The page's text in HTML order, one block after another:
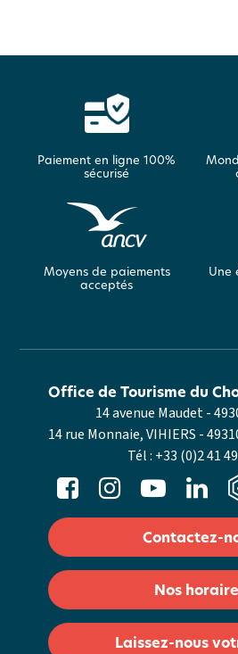
Paiement en ligne 100%
sécurisé
Moyens de paiements
acceptés
Une
14 avenue Maudet -
14 rue Monnaie, VIHIERS -
Tél : +33 (0)2 41
Office de Tourisme du
Contactez-
Nos
Laissez-nous